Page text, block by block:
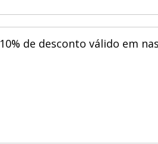
10% de desconto válido em